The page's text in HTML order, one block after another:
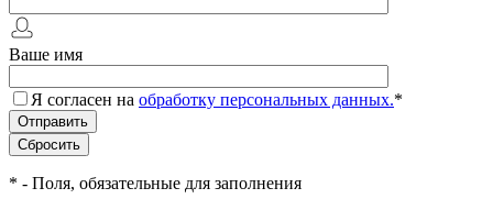
Ваше имя
Я согласен на обработку персональных данных.*
* - Поля, обязательные для заполнения